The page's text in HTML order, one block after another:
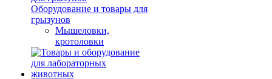
Оборудование и товары для
грызунов
Мышеловки,
кротоловки